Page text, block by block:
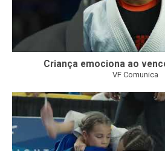
Criança emociona ao
VF Comunica